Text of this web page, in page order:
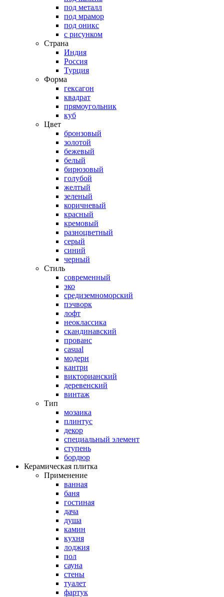
под металл
под мрамор
под оникс
с рисунком
Страна
Индия
Россия
Турция
Форма
гексагон
квадрат
прямоугольник
куб
Цвет
бронзовый
золотой
бежевый
белый
бирюзовый
голубой
желтый
зеленый
коричневый
красный
кремовый
разноцветный
серый
синий
черный
Стиль
современный
эко
средиземноморский
пэчворк
лофт
неоклассика
скандинавский
прованс
casual
модерн
кантри
викторианский
деревенский
винтаж
Тип
мозаика
плинтус
декор
специальный элемент
ступень
бордюр
Керамическая плитка
Применение
ванная
баня
гостиная
дача
душа
камин
кухня
лоджия
пол
сауна
стены
туалет
фартук